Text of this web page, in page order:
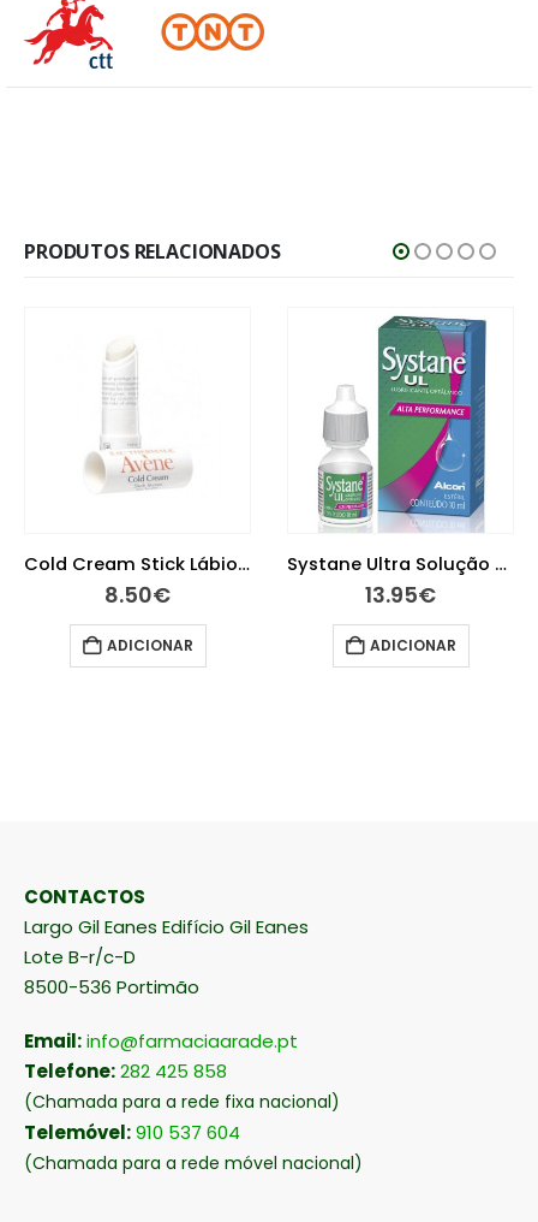
PRODUTOS RELACIONADOS
Cold Cream Stick Lábios Nutrição 4 gramas
13.95
ADICIONAR
12.10
ADICIONAR
CONTACTOS
Largo Gil Eanes Edifício Gil Eanes
Lote B-r/c-D
8500-536 Portimão
Email:info@farmaciaarade.pt
Telefone:282 425 858
(Chamada para a rede fixa nacional)
Telemóvel:910 537 604
(Chamada para a rede móvel nacional)